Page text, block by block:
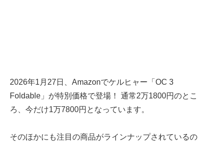
2026年1月27日、Amazonでケルヒャー「OC 3
Foldable」が特別価格で登場！ 通常2万1800円のとこ
ろ、今だけ1万7800円となっています。
そのほかにも注目の商品がラインナップされているの